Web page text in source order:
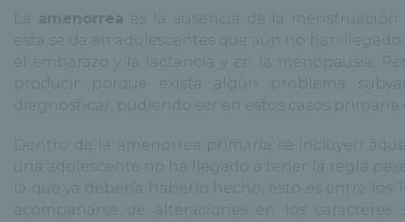
La amenorrea es la ausencia de la
esta se da en adolescentes que aún no han
el embarazo y la lactancia y en la menopausia.
producir porque exista algún problema
diagnosticar, pudiendo ser en estos casos primaria
Dentro de la amenorrea primaria se incluyen
una adolescente no ha llegado a tener la regla
la que ya debería haberlo hecho, esto es entre los
acompañarse de alteraciones en los caracteres